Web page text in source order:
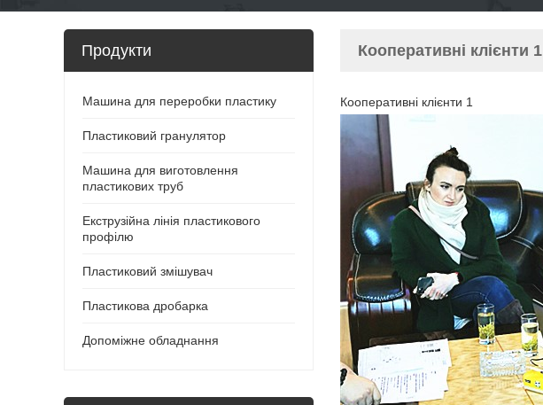
Кооперативні клієнти 1
Кооперативні клієнти 1
Продукти
Машина для переробки пластику
Пластиковий гранулятор
Машина для виготовлення
пластикових труб
Екструзійна лінія пластикового
профілю
Пластиковий змішувач
Пластикова дробарка
Допоміжне обладнання